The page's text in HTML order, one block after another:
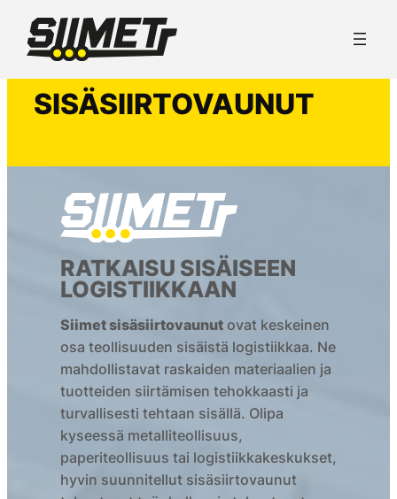
Siirry
sisältöön
SISÄSIIRTOVAUNUT
RATKAISU SISÄISEEN
LOGISTIIKKAAN
Siimet sisäsiirtovaunut ovat keskeinen
osa teollisuuden sisäistä logistiikkaa. Ne
mahdollistavat raskaiden materiaalien ja
tuotteiden siirtämisen tehokkaasti ja
turvallisesti tehtaan sisällä. Olipa
kyseessä metalliteollisuus,
paperiteollisuus tai logistiikkakeskukset,
hyvin suunnitellut sisäsiirtovaunut